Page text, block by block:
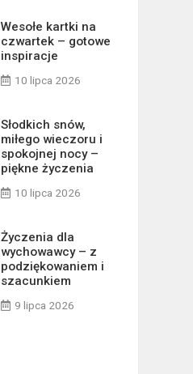
Wesołe kartki na
czwartek – gotowe
inspiracje
10 lipca 2026
Słodkich snów,
miłego wieczoru i
spokojnej nocy –
piękne życzenia
10 lipca 2026
Życzenia dla
wychowawcy – z
podziękowaniem i
szacunkiem
9 lipca 2026